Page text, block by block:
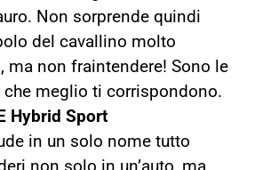
Non sorprende quindi
del cavallino molto
ma non fraintendere! Sono le
che meglio ti corrispondono.
Hybrid Sport
in un solo nome tutto